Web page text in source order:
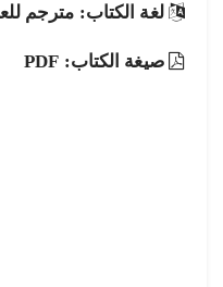
لغة الكتاب: مترجم
صيغة الكتاب: PDF